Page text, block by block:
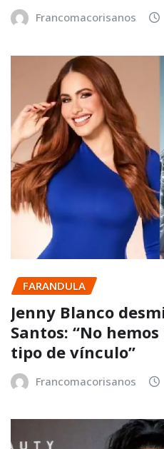
Francomacorisanos
FARANDULA
Jenny Blanco
Santos: “No
tipo de vínculo”
Francomacorisanos